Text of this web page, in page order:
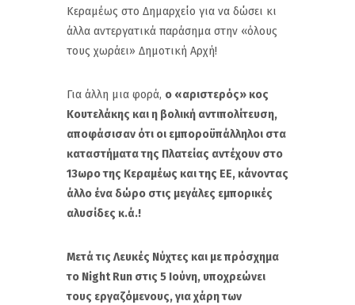
Κεραμέως στο Δημαρχείο για να δώσει κι
άλλα αντεργατικά παράσημα στην «όλους
τους χωράει» Δημοτική Αρχή!
Για άλλη μια φορά, ο «αριστερός» κος
Κουτελάκης και η βολική αντιπολίτευση,
αποφάσισαν ότι οι εμποροϋπάλληλοι στα
καταστήματα της Πλατείας αντέχουν στο
13ωρο της Κεραμέως και της ΕΕ, κάνοντας
άλλο ένα δώρο στις μεγάλες εμπορικές
αλυσίδες κ.ά.!
Μετά τις Λευκές Νύχτες και με πρόσχημα
το Night Run στις 5 Ιούνη, υποχρεώνει
τους εργαζόμενους, για χάρη των